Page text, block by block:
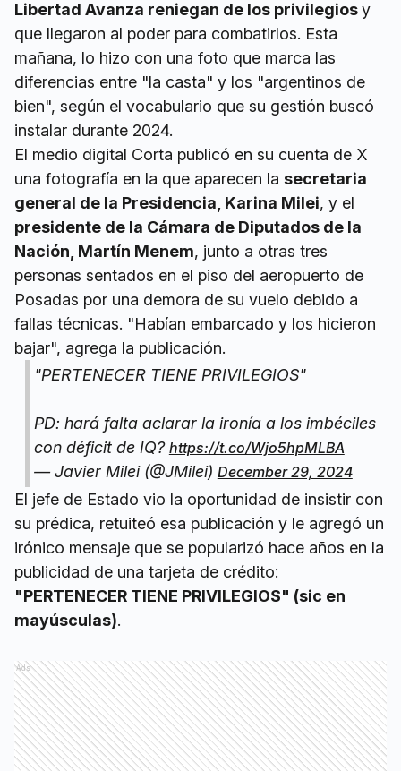
Libertad Avanza reniegan de los privilegiosy
que llegaron al poder para combatirlos. Esta
mañana, lo hizo con una foto que marca las
diferencias entre "la casta" y los "argentinos de
bien", según el vocabulario que su gestión buscó
instalar durante 2024.
El medio digital Corta publicó en su cuenta de X
una fotografía en la que aparecen la secretaria
general de la Presidencia, Karina Milei, y el
presidente de la Cámara de Diputados de la
Nación, Martín Menem, junto a otras tres
personas sentados en el piso del aeropuerto de
Posadas por una demora de su vuelo debido a
fallas técnicas. "Habían embarcado y los hicieron
bajar", agrega la publicación.
"PERTENECER TIENE PRIVILEGIOS"
PD: hará falta aclarar la ironía a los imbéciles
con déficit de IQ? https://t.co/Wjo5hpMLBA
— Javier Milei (@JMilei) December 29, 2024
El jefe de Estado vio la oportunidad de insistir con
su prédica, retuiteó esa publicación y le agregó un
irónico mensaje que se popularizó hace años en la
publicidad de una tarjeta de crédito:
"PERTENECER TIENE PRIVILEGIOS" (sic en
mayúsculas).
Ads